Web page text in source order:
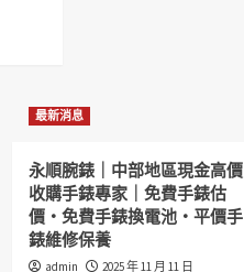
最新消息
永順腕錶｜中部地區現金高價
收購手錶專家｜免費手錶估
價・免費手錶換電池・平價手
錶維修保養
admin 2025 年 11 月 11 日